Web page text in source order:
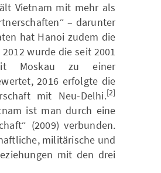
Vietnam mit mehr als
– darunter
hat Hanoi zudem die
wurde die seit 2001
Moskau zu einer
2016 erfolgte die
mit Neu-Delhi.[2]
ist man durch eine
(2009) verbunden.
militärische und
mit den drei